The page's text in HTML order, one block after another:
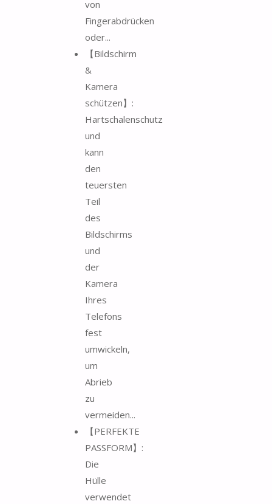
von
Fingerabdrücken
oder...
【Bildschirm
&
Kamera
schützen】:
Hartschalenschutz
und
kann
den
teuersten
Teil
des
Bildschirms
und
der
Kamera
Ihres
Telefons
fest
umwickeln,
um
Abrieb
zu
vermeiden...
【PERFEKTE
PASSFORM】:
Die
Hülle
verwendet